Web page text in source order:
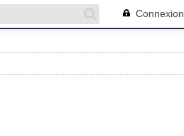
Connexion